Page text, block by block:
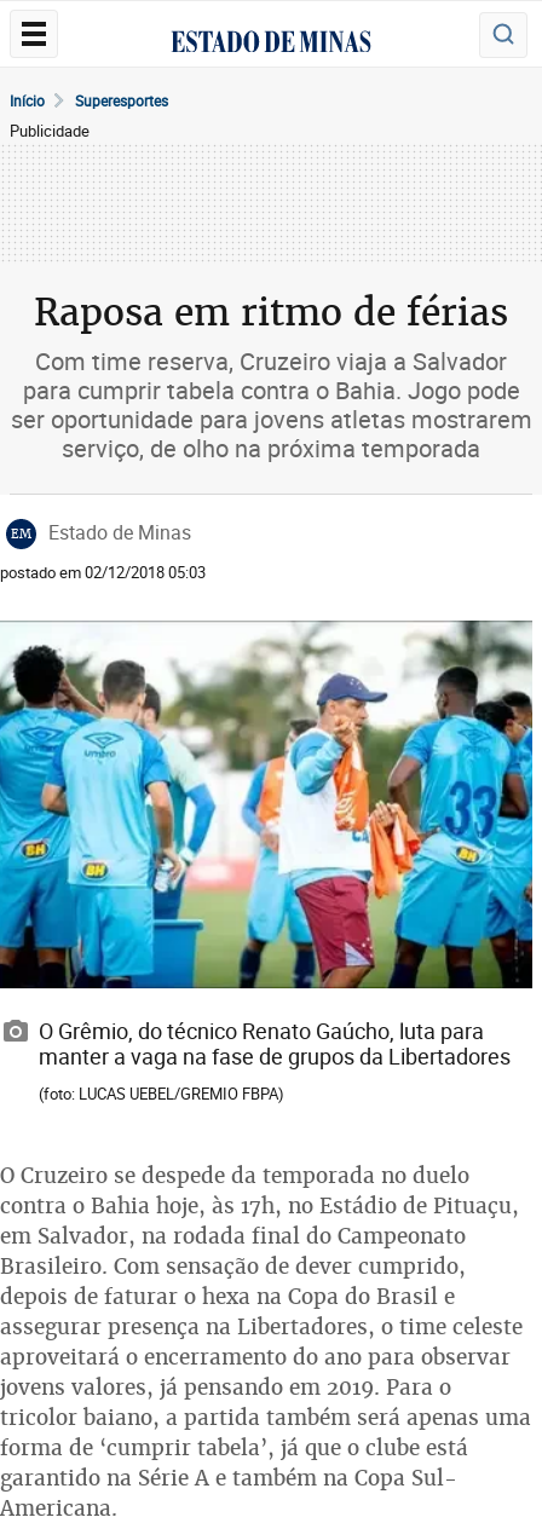
Início Superesportes
Publicidade
Raposa em ritmo de férias
Com time reserva, Cruzeiro viaja a Salvador
para cumprir tabela contra o Bahia. Jogo pode
ser oportunidade para jovens atletas mostrarem
serviço, de olho na próxima temporada
EM Estado de Minas
postado em 02/12/2018 05:03
O Grêmio, do técnico Renato Gaúcho, luta para
manter a vaga na fase de grupos da Libertadores
(foto: LUCAS UEBEL/GREMIO FBPA)
O Cruzeiro se despede da temporada no duelo
contra o Bahia hoje, às 17h, no Estádio de Pituaçu,
em Salvador, na rodada final do Campeonato
Brasileiro. Com sensação de dever cumprido,
depois de faturar o hexa na Copa do Brasil e
assegurar presença na Libertadores, o time celeste
aproveitará o encerramento do ano para observar
jovens valores, já pensando em 2019. Para o
tricolor baiano, a partida também será apenas uma
forma de ‘cumprir tabela’, já que o clube está
garantido na Série A e também na Copa Sul-
Americana.